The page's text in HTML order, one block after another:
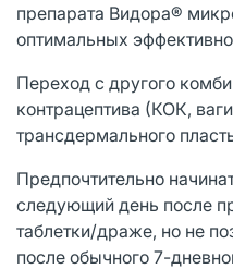
препарата Видора®
оптимальных
Переход с другого
контрацептива (КОК,
трансдермального
Предпочтительно
следующий день после
таблетки/драже, но не
после обычного 7-